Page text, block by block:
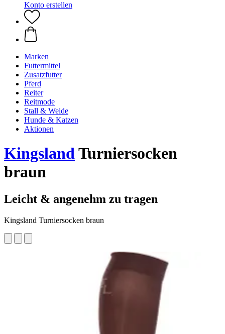
Konto erstellen
Marken
Futtermittel
Zusatzfutter
Pferd
Reiter
Reitmode
Stall & Weide
Hunde & Katzen
Aktionen
KingslandTurniersocken
braun
Leicht & angenehm zu tragen
Kingsland Turniersocken braun